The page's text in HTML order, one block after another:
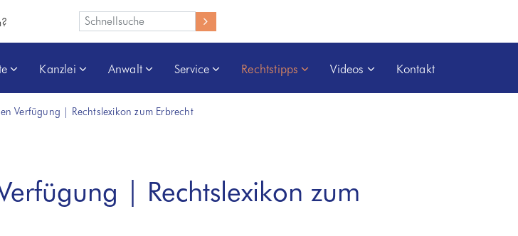
Kanzlei Anwalt Service Rechtstipps Videos Kontakt
Verfügung | Rechtslexikon zum Erbrecht
| Rechtslexikon zum